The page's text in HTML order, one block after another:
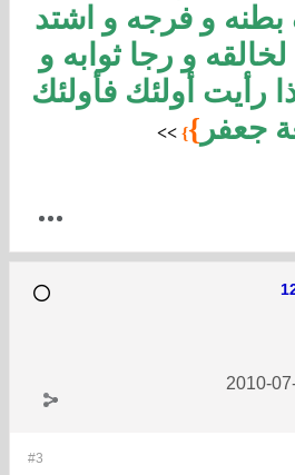
و فرجه و اشتد
و رجا ثوابه و
رأيت أولئك فأولئك
جعفر }
}
>
>
#3